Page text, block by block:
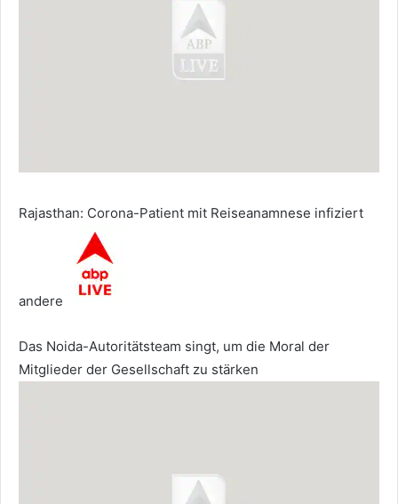
Rajasthan: Corona-Patient mit Reiseanamnese infiziert
andere
Das Noida-Autoritätsteam singt, um die Moral der
Mitglieder der Gesellschaft zu stärken